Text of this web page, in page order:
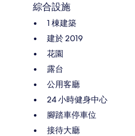
綜合設施
1 棟建築
建於 2019
花園
露台
公用客廳
24 小時健身中心
腳踏車停車位
接待大廳